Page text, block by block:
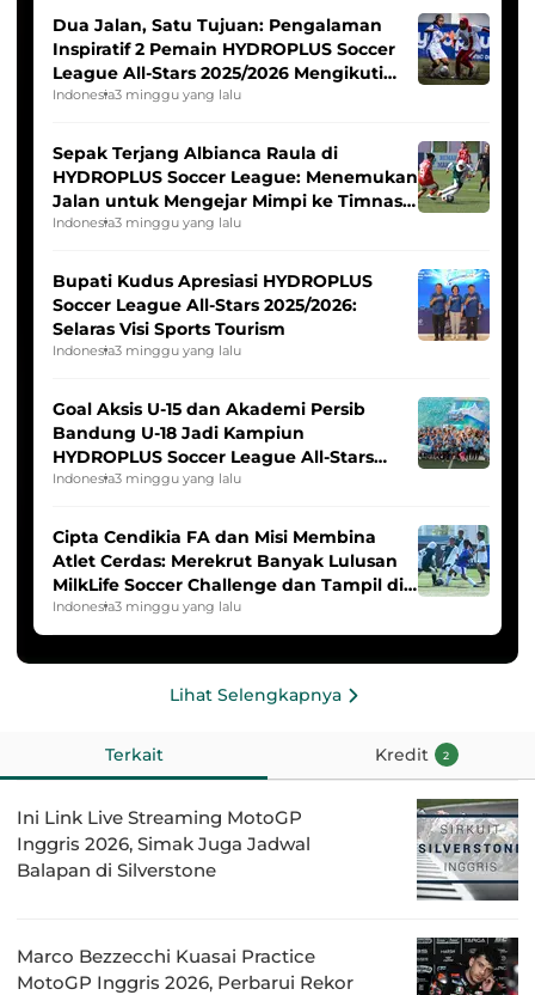
Dua Jalan, Satu Tujuan: Pengalaman
Inspiratif 2 Pemain HYDROPLUS Soccer
League All-Stars 2025/2026 Mengikuti
Seleksi Timnas Indonesia Putri
Indonesia3 minggu yang lalu
Sepak Terjang Albianca Raula di
HYDROPLUS Soccer League: Menemukan
Jalan untuk Mengejar Mimpi ke Timnas
Indonesia Putri
Indonesia3 minggu yang lalu
Bupati Kudus Apresiasi HYDROPLUS
Soccer League All-Stars 2025/2026:
Selaras Visi Sports Tourism
Indonesia3 minggu yang lalu
Goal Aksis U-15 dan Akademi Persib
Bandung U-18 Jadi Kampiun
HYDROPLUS Soccer League All-Stars
2025/2026
Indonesia3 minggu yang lalu
Cipta Cendikia FA dan Misi Membina
Atlet Cerdas: Merekrut Banyak Lulusan
MilkLife Soccer Challenge dan Tampil di
HYDROPLUS Soccer League
Indonesia3 minggu yang lalu
Lihat Selengkapnya
Terkait Kredit 2
Ini Link Live Streaming MotoGP
Inggris 2026, Simak Juga Jadwal
Balapan di Silverstone
Marco Bezzecchi Kuasai Practice
MotoGP Inggris 2026, Perbarui Rekor